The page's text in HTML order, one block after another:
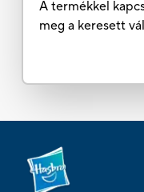
A termékkel
meg a keresett